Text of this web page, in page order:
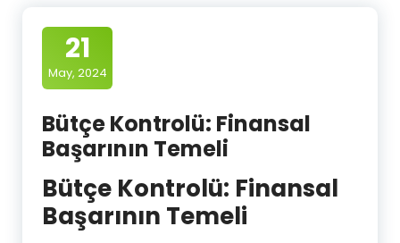
21
May, 2024
Bütçe Kontrolü: Finansal
Başarının Temeli
Bütçe Kontrolü: Finansal
Başarının Temeli